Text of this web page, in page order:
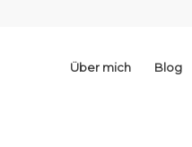
Über mich Blog